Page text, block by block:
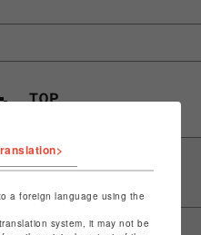
a foreign language using the
system, it may not be